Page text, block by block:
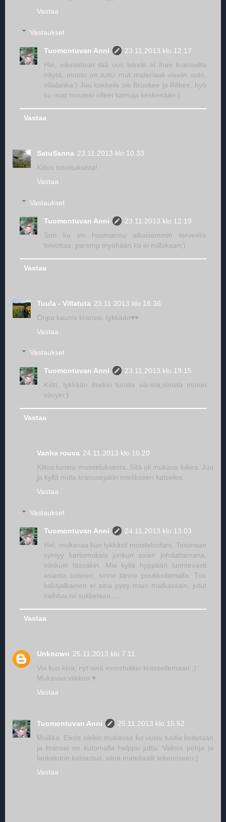
Vastaa
Vastaukset
Tuomontuvan Anni
23.11.2013 klo 12.17
Hei, oikeastaan tää uus tekele ei ihan kranssilta
näytä, muoto on tuttu mut materiaali vissiin outo,
villalanka:) Juu kokkeile sie Brookee ja Ritkee, hyö
ku ovat muuteki olleet kamuja keskenään:)
Vastaa
SatuSanna 23.11.2013 klo 10.33
Kiitos toivotuksista!
Vastaa
Vastaukset
Tuomontuvan Anni
23.11.2013 klo 12.19
Sori ku en huomannu aikaisemmin terveeks
toivottaa, paremp myöhään ku ei millokaan:)
Vastaa
Tuula - Villatuta 23.11.2013 klo 18.36
Onpa kaunis kranssi, tykkään♥♥
Vastaa
Vastaukset
Tuomontuvan Anni
23.11.2013 klo 19.15
Kiitti, tykkään itsekin tuosta väristä,sinistä monin
sävyin:)
Vastaa
Vanha rouva 24.11.2013 klo 10.20
Kiitos tuosta muisteluksesta. Sitä oli mukava lukea. Juu
ja kyllä nuita kranssejakin mielikseen katselee.
Vastaa
Vastaukset
Tuomontuvan Anni
24.11.2013 klo 13.03
Hei, mukavaa kun tykkäsit muistelostani. Toisinaan
syntyy kertomuksia jonkun asian johdattamana,
niinkuin tässäkin. Mie kyllä hyppään luontevasti
asiasta toiseen, sinne tänne poukkoilemalla. Tuo
kaksjalkainen ei aina pysy miun matkassain, jutut
vaihtuu nii sukkelaan....
Vastaa
Unknown 25.11.2013 klo 7.11
Voi kun kiva, nyt sinä innostuitkin krasseilemaan :)
Mukavaa viikkoa ♥
Vastaa
Tuomontuvan Anni
25.11.2013 klo 15.52
Moikka. Eikös olekin mukavaa ku uusia tuulia koitetaan
ja kranssi on kutomalla helppo juttu. Valmis pohja ja
lankakorin katsastus, siinä mateliaalit tekemiseen:)
Vastaa